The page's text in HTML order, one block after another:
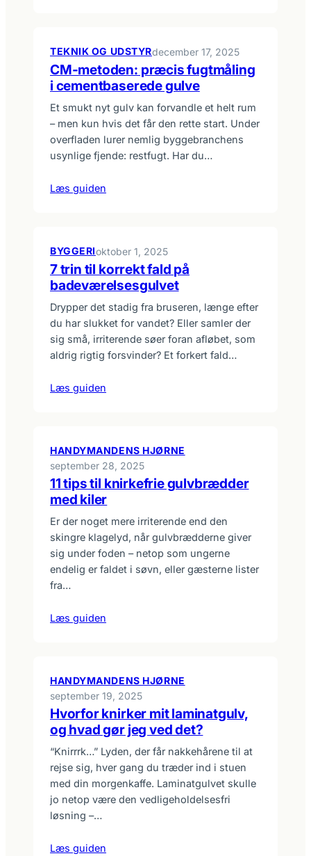
TEKNIK OG UDSTYRdecember 17, 2025
CM-metoden: præcis fugtmåling
i cementbaserede gulve
Et smukt nyt gulv kan forvandle et helt rum
– men kun hvis det får den rette start. Under
overfladen lurer nemlig byggebranchens
usynlige fjende: restfugt. Har du…
Læs guiden
BYGGERIoktober 1, 2025
7 trin til korrekt fald på
badeværelsesgulvet
Drypper det stadig fra bruseren, længe efter
du har slukket for vandet? Eller samler der
sig små, irriterende søer foran afløbet, som
aldrig rigtig forsvinder? Et forkert fald…
Læs guiden
HANDYMANDENS HJØRNE
september 28, 2025
11 tips til knirkefrie gulvbrædder
med kiler
Er der noget mere irriterende end den
skingre klagelyd, når gulvbrædderne giver
sig under foden – netop som ungerne
endelig er faldet i søvn, eller gæsterne lister
fra…
Læs guiden
HANDYMANDENS HJØRNE
september 19, 2025
Hvorfor knirker mit laminatgulv,
og hvad gør jeg ved det?
“Knirrrk…” Lyden, der får nakkehårene til at
rejse sig, hver gang du træder ind i stuen
med din morgenkaffe. Laminatgulvet skulle
jo netop være den vedligeholdelsesfri
løsning –…
Læs guiden